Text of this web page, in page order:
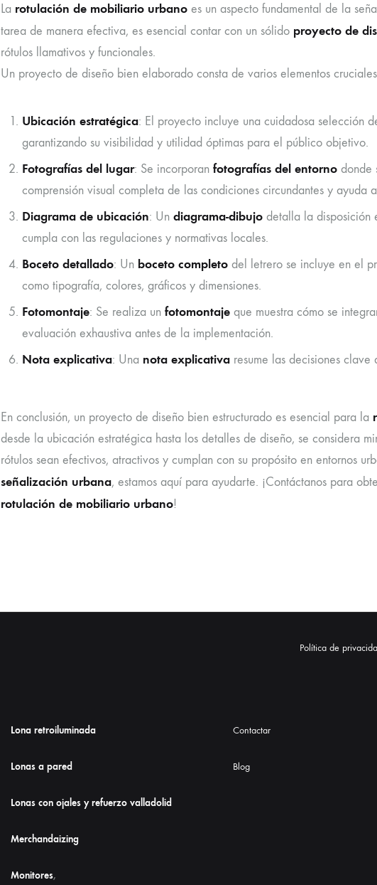
La rotulación de mobiliario urbano es un aspecto fundamental de la
tarea de manera efectiva, es esencial contar con un sólido proyecto de
rótulos llamativos y funcionales.
Un proyecto de diseño bien elaborado consta de varios elementos
Ubicación estratégica: El proyecto incluye una cuidadosa selección
garantizando su visibilidad y utilidad óptimas para el público objetivo.
Fotografías del lugar: Se incorporan fotografías del entorno donde
comprensión visual completa de las condiciones circundantes y ayuda
Diagrama de ubicación: Un diagrama-dibujo detalla la disposición
cumpla con las regulaciones y normativas locales.
Boceto detallado: Un boceto completo del letrero se incluye en el
como tipografía, colores, gráficos y dimensiones.
Fotomontaje: Se realiza un fotomontaje que muestra cómo se
evaluación exhaustiva antes de la implementación.
Nota explicativa: Una nota explicativa resume las decisiones
En conclusión, un proyecto de diseño bien estructurado es esencial para la
desde la ubicación estratégica hasta los detalles de diseño, se considera
rótulos sean efectivos, atractivos y cumplan con su propósito en entornos
señalización urbana, estamos aquí para ayudarte. ¡Contáctanos para
rotulación de mobiliario urbano!
Política de
Lona retroiluminada
Lonas a pared
Lonas con ojales y refuerzo valladolid
Merchandaizing
Monitores,
Contactar
Blog